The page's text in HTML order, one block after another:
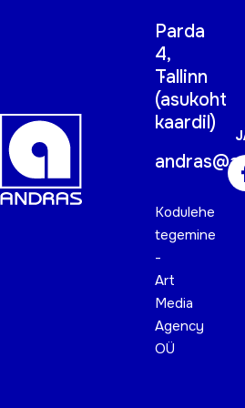
Parda
4,
Tallinn
(asukoht
kaardil)
Kodulehe
tegemine
-
Art
Media
Agency
OÜ